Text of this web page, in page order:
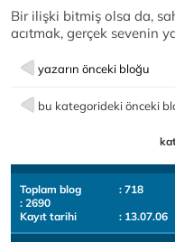
Bir ilişki bitmiş olsa da,
acıtmak, gerçek sevenin
yazarın önceki bloğu
bu kategorideki önceki
Toplam blog
: 718
: 2690
Kayıt tarihi
: 13.07.06